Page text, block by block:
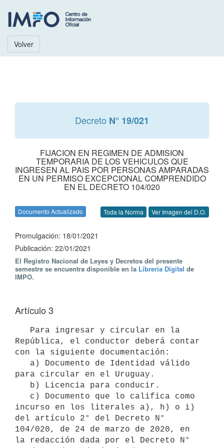
Volver
Decreto N° 19/021
FIJACION EN REGIMEN DE ADMISION
TEMPORARIA DE LOS VEHICULOS QUE
INGRESEN AL PAIS POR PERSONAS AMPARADAS
EN UN PERMISO EXCEPCIONAL COMPRENDIDO
EN EL DECRETO 104/020
Documento Actualizado Toda la Norma Ver Imagen del D.O.
Promulgación: 18/01/2021
Publicación: 22/01/2021
El Registro Nacional de Leyes y Decretos del presente
semestre se encuentra disponible en la Librería Digital de
IMPO.
Artículo 3
República, el conductor deberá contar
con la siguiente documentación:
para circular en el Uruguay.
incurso en los literales a), h) o i)
del artículo 2° del Decreto N°
104/020, de 24 de marzo de 2020, en
la redacción dada por el Decreto N°